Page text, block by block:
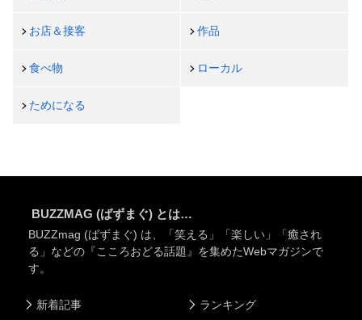
お店＆接客 作品
食べ物 ローカル
ためになる
BUZZMAG (ばずまぐ) とは…
BUZZmag (ばずまぐ) は、「笑える」「楽しい」「癒され
る」などの『こころおどる話題』を集めたWebマガジンで
す。
新着記事 ランキング